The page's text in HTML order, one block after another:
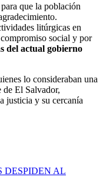
que la población
litúrgicas en
social y por
del actual gobierno
lo consideraban una
El Salvador,
justicia y su cercanía